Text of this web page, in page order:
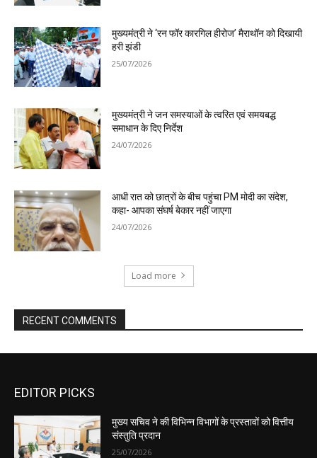
EDITOR PICKS
मुख्य सचिव ने की विभिन्न विभागों के प्रस्तावों को वित्तीय
संस्तुति प्रदान
25/07/2026